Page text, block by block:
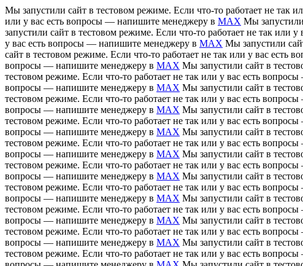
Мы запустили сайт в тестовом режиме. Если что-то работает не так
или у вас есть вопросы — напишите менеджеру в MAX Мы
запустили сайт в тестовом режиме. Если что-то работает не так
у вас есть вопросы — напишите менеджеру в MAX Мы запустили
сайт в тестовом режиме. Если что-то работает не так или у вас есть
вопросы — напишите менеджеру в MAX Мы запустили сайт в
тестовом режиме. Если что-то работает не так или у вас есть
вопросы — напишите менеджеру в MAX Мы запустили сайт в
тестовом режиме. Если что-то работает не так или у вас есть
вопросы — напишите менеджеру в MAX Мы запустили сайт в
тестовом режиме. Если что-то работает не так или у вас есть
вопросы — напишите менеджеру в MAX Мы запустили сайт в
тестовом режиме. Если что-то работает не так или у вас есть
вопросы — напишите менеджеру в MAX Мы запустили сайт в
тестовом режиме. Если что-то работает не так или у вас есть
вопросы — напишите менеджеру в MAX Мы запустили сайт в
тестовом режиме. Если что-то работает не так или у вас есть
вопросы — напишите менеджеру в MAX Мы запустили сайт в
тестовом режиме. Если что-то работает не так или у вас есть
вопросы — напишите менеджеру в MAX Мы запустили сайт в
тестовом режиме. Если что-то работает не так или у вас есть
вопросы — напишите менеджеру в MAX Мы запустили сайт в
тестовом режиме. Если что-то работает не так или у вас есть